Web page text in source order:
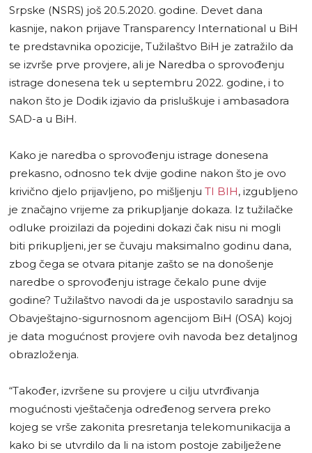
Srpske (NSRS) još 20.5.2020. godine. Devet dana
kasnije, nakon prijave Transparency International u BiH
te predstavnika opozicije, Tužilaštvo BiH je zatražilo da
se izvrše prve provjere, ali je Naredba o sprovođenju
istrage donesena tek u septembru 2022. godine, i to
nakon što je Dodik izjavio da prisluškuje i ambasadora
SAD-a u BiH.
Kako je naredba o sprovođenju istrage donesena
prekasno, odnosno tek dvije godine nakon što je ovo
krivično djelo prijavljeno, po mišljenju TI BIH, izgubljeno
je značajno vrijeme za prikupljanje dokaza. Iz tužilačke
odluke proizilazi da pojedini dokazi čak nisu ni mogli
biti prikupljeni, jer se čuvaju maksimalno godinu dana,
zbog čega se otvara pitanje zašto se na donošenje
naredbe o sprovođenju istrage čekalo pune dvije
godine? Tužilaštvo navodi da je uspostavilo saradnju sa
Obavještajno-sigurnosnom agencijom BiH (OSA) kojoj
je data mogućnost provjere ovih navoda bez detaljnog
obrazloženja.
“Također, izvršene su provjere u cilju utvrđivanja
mogućnosti vještačenja određenog servera preko
kojeg se vrše zakonita presretanja telekomunikacija a
kako bi se utvrdilo da li na istom postoje zabilježene